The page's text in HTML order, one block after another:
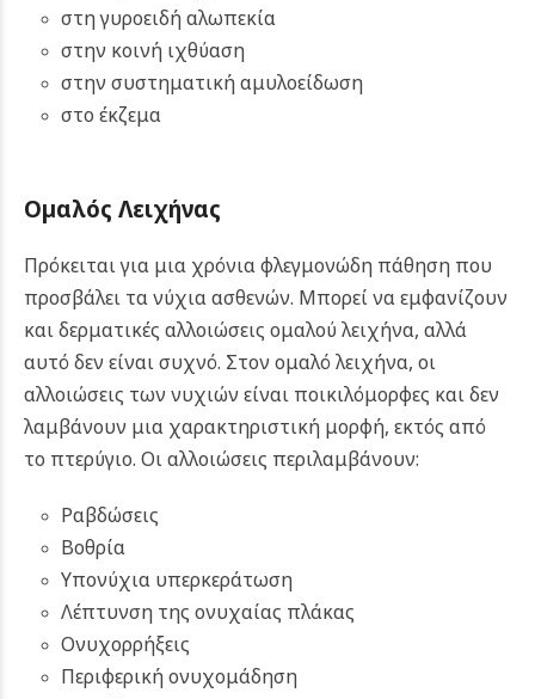
στη γυροειδή αλωπεκία
στην κοινή ιχθύαση
στην συστηματική αμυλοείδωση
στο έκζεμα
Οµαλός Λειχήνας
Πρόκειται για μια χρόνια φλεγμονώδη πάθηση που
προσβάλει τα νύχια ασθενών. Μπορεί να εμφανίζουν
και δερματικές αλλοιώσεις ομαλού λειχήνα, αλλά
αυτό δεν είναι συχνό. Στον ομαλό λειχήνα, οι
αλλοιώσεις των νυχιών είναι ποικιλόμορφες και δεν
λαμβάνουν μια χαρακτηριστική μορφή, εκτός από
το πτερύγιο. Οι αλλοιώσεις περιλαμβάνουν:
Ραβδώσεις
Βοθρία
Yπονύχια υπερκεράτωση
Λέπτυνση της ονυχαίας πλάκας
Ονυχορρήξεις
Περιφερική ονυχομάδηση